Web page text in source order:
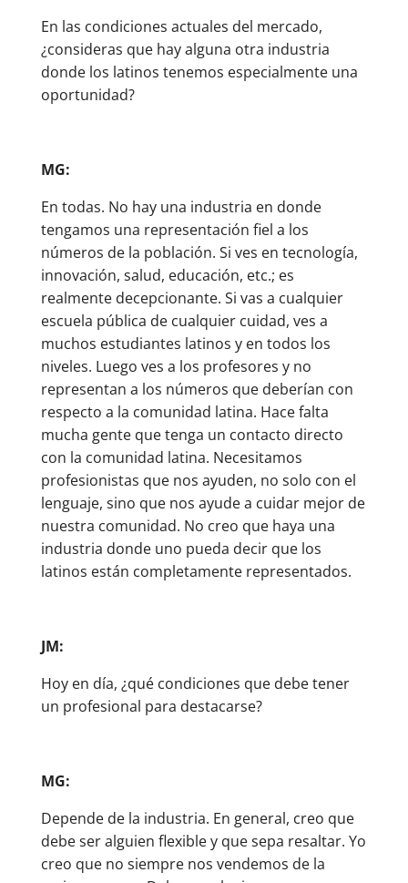
En las condiciones actuales del mercado,
¿consideras que hay alguna otra industria
donde los latinos tenemos especialmente una
oportunidad?
MG:
En todas. No hay una industria en donde
tengamos una representación fiel a los
números de la población. Si ves en tecnología,
innovación, salud, educación, etc.; es
realmente decepcionante. Si vas a cualquier
escuela pública de cualquier cuidad, ves a
muchos estudiantes latinos y en todos los
niveles. Luego ves a los profesores y no
representan a los números que deberían con
respecto a la comunidad latina. Hace falta
mucha gente que tenga un contacto directo
con la comunidad latina. Necesitamos
profesionistas que nos ayuden, no solo con el
lenguaje, sino que nos ayude a cuidar mejor de
nuestra comunidad. No creo que haya una
industria donde uno pueda decir que los
latinos están completamente representados.
JM:
Hoy en día, ¿qué condiciones que debe tener
un profesional para destacarse?
MG:
Depende de la industria. En general, creo que
debe ser alguien flexible y que sepa resaltar. Yo
creo que no siempre nos vendemos de la